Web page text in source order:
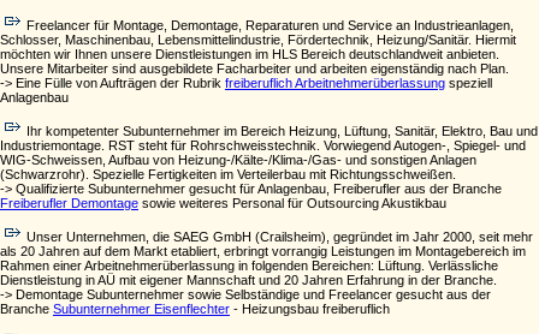
Freelancer für Montage, Demontage, Reparaturen und Service an Industrieanlagen,
Schlosser, Maschinenbau, Lebensmittelindustrie, Fördertechnik, Heizung/Sanitär. Hiermit
möchten wir Ihnen unsere Dienstleistungen im HLS Bereich deutschlandweit anbieten.
Unsere Mitarbeiter sind ausgebildete Facharbeiter und arbeiten eigenständig nach Plan.
-> Eine Fülle von Aufträgen der Rubrik freiberuflich Arbeitnehmerüberlassung speziell
Anlagenbau
Ihr kompetenter Subunternehmer im Bereich Heizung, Lüftung, Sanitär, Elektro, Bau und
Industriemontage. RST steht für Rohrschweisstechnik. Vorwiegend Autogen-, Spiegel- und
WIG-Schweissen, Aufbau von Heizung-/Kälte-/Klima-/Gas- und sonstigen Anlagen
(Schwarzrohr). Spezielle Fertigkeiten im Verteilerbau mit Richtungsschweißen.
-> Qualifizierte Subunternehmer gesucht für Anlagenbau, Freiberufler aus der Branche
Freiberufler Demontage sowie weiteres Personal für Outsourcing Akustikbau
Unser Unternehmen, die SAEG GmbH (Crailsheim), gegründet im Jahr 2000, seit mehr
als 20 Jahren auf dem Markt etabliert, erbringt vorrangig Leistungen im Montagebereich im
Rahmen einer Arbeitnehmerüberlassung in folgenden Bereichen: Lüftung. Verlässliche
Dienstleistung in AÜ mit eigener Mannschaft und 20 Jahren Erfahrung in der Branche.
-> Demontage Subunternehmer sowie Selbständige und Freelancer gesucht aus der
Branche Subunternehmer Eisenflechter - Heizungsbau freiberuflich